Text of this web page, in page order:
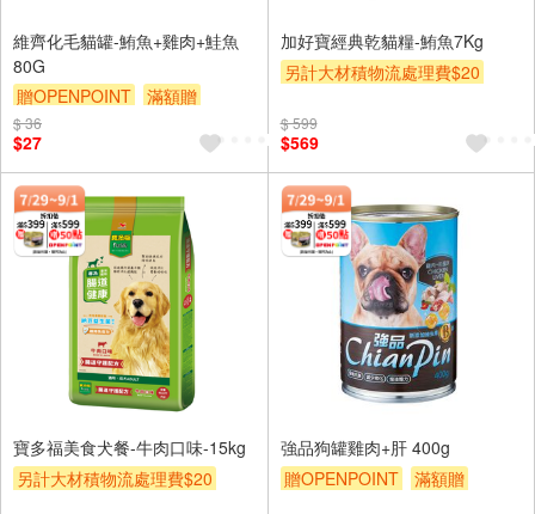
維齊化毛貓罐-鮪魚+雞肉+鮭魚
80G
贈OPENPOINT
滿額贈
滿額9折
$ 36
$27
加好寶經典乾貓糧-鮪魚7Kg
另計大材積物流處理費$20
贈$200
$ 599
$569
寶多福美食犬餐-牛肉口味-15kg
另計大材積物流處理費$20
強品狗罐雞肉+肝 400g
贈OPENPOINT
滿額贈